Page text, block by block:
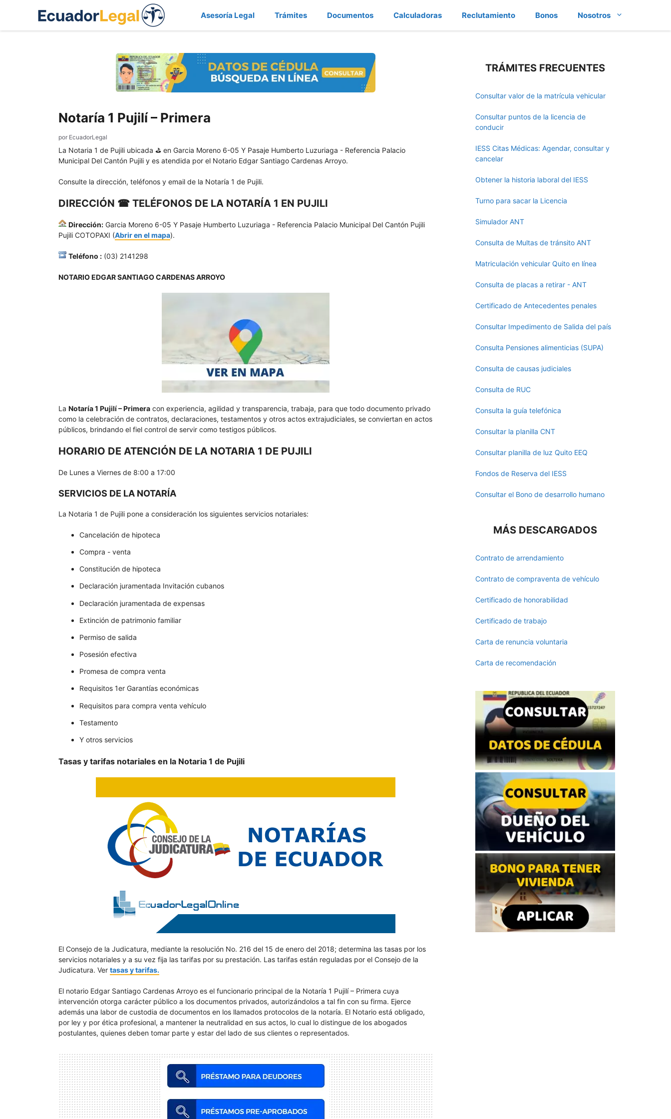
Asesoría Legal Trámites Documentos Calculadoras Reclutamiento Bonos Nosotros
Notaría 1 Pujilí – Primera
por EcuadorLegal
La Notaria 1 de Pujili ubicada ⛳ en Garcia Moreno 6-05 Y Pasaje Humberto Luzuriaga - Referencia Palacio
Municipal Del Cantón Pujili y es atendida por el Notario Edgar Santiago Cardenas Arroyo.
Consulte la dirección, teléfonos y email de la Notaría 1 de Pujili.
DIRECCIÓN ☎ TELÉFONOS DE LA NOTARÍA 1 EN PUJILI
Dirección: Garcia Moreno 6-05 Y Pasaje Humberto Luzuriaga - Referencia Palacio Municipal Del Cantón Pujili
Pujili COTOPAXI (Abrir en el mapa).
Teléfono : (03) 2141298
NOTARIO EDGAR SANTIAGO CARDENAS ARROYO
La Notaría 1 Pujilí – Primera con experiencia, agilidad y transparencia, trabaja, para que todo documento privado
como la celebración de contratos, declaraciones, testamentos y otros actos extrajudiciales, se conviertan en actos
públicos, brindando el fiel control de servir como testigos públicos.
HORARIO DE ATENCIÓN DE LA NOTARIA 1 DE PUJILI
De Lunes a Viernes de 8:00 a 17:00
SERVICIOS DE LA NOTARÍA
La Notaria 1 de Pujili pone a consideración los siguientes servicios notariales:
Cancelación de hipoteca
Compra - venta
Constitución de hipoteca
Declaración juramentada Invitación cubanos
Declaración juramentada de expensas
Extinción de patrimonio familiar
Permiso de salida
Posesión efectiva
Promesa de compra venta
Requisitos 1er Garantías económicas
Requisitos para compra venta vehículo
Testamento
Y otros servicios
Tasas y tarifas notariales en la Notaria 1 de Pujili
El Consejo de la Judicatura, mediante la resolución No. 216 del 15 de enero del 2018; determina las tasas por los
servicios notariales y a su vez fija las tarifas por su prestación. Las tarifas están reguladas por el Consejo de la
Judicatura. Ver tasas y tarifas.
El notario Edgar Santiago Cardenas Arroyo es el funcionario principal de la Notaría 1 Pujilí – Primera cuya
intervención otorga carácter público a los documentos privados, autorizándolos a tal fin con su firma. Ejerce
además una labor de custodia de documentos en los llamados protocolos de la notaría. El Notario está obligado,
por ley y por ética profesional, a mantener la neutralidad en sus actos, lo cual lo distingue de los abogados
postulantes, quienes deben tomar parte y estar del lado de sus clientes o representados.
TRÁMITES FRECUENTES
Consultar valor de la matrícula vehicular
Consultar puntos de la licencia de
conducir
IESS Citas Médicas: Agendar, consultar y
cancelar
Obtener la historia laboral del IESS
Turno para sacar la Licencia
Simulador ANT
Consulta de Multas de tránsito ANT
Matriculación vehicular Quito en línea
Consulta de placas a retirar - ANT
Certificado de Antecedentes penales
Consultar Impedimento de Salida del país
Consulta Pensiones alimenticias (SUPA)
Consulta de causas judiciales
Consulta de RUC
Consulta la guía telefónica
Consultar la planilla CNT
Consultar planilla de luz Quito EEQ
Fondos de Reserva del IESS
Consultar el Bono de desarrollo humano
MÁS DESCARGADOS
Contrato de arrendamiento
Contrato de compraventa de vehículo
Certificado de honorabilidad
Certificado de trabajo
Carta de renuncia voluntaria
Carta de recomendación